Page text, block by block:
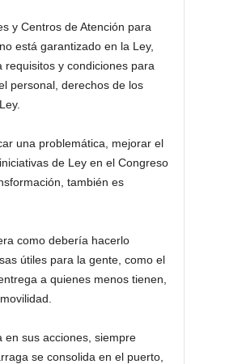
y Centros de Atención para
está garantizado en la Ley,
y condiciones para
personal, derechos de los
una problemática, mejorar el
de Ley en el Congreso
también es
como debería hacerlo
útiles para la gente, como el
a quienes menos tienen,
en sus acciones, siempre
se consolida en el puerto,